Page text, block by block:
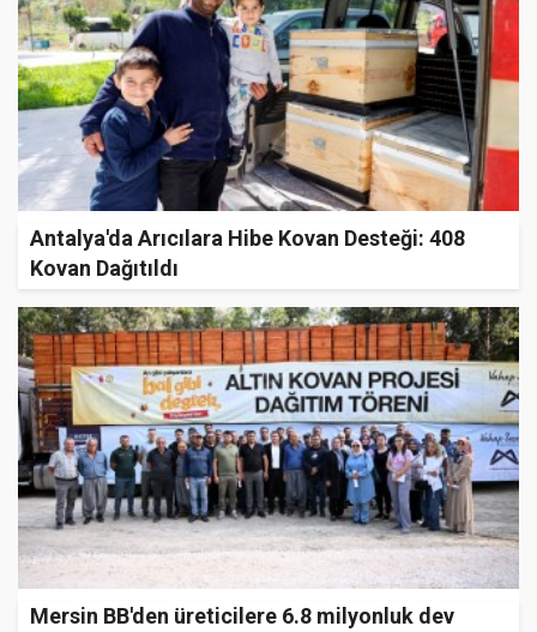
Antalya'da Arıcılara Hibe Kovan Desteği: 408
Kovan Dağıtıldı
Mersin BB'den üreticilere 6.8 milyonluk dev